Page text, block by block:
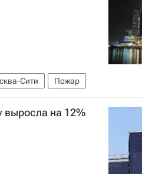
Сити
Пожар
"Федерация" ММДЦ "Москва-Сити"
выросла на 12%